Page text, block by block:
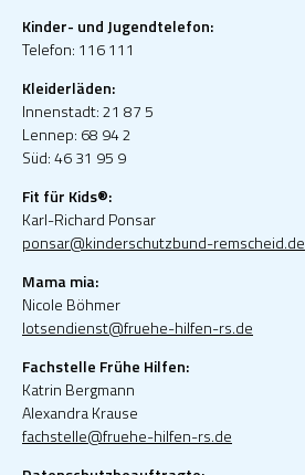
Kinder- und Jugendtelefon:
Telefon: 116 111
Kleiderläden:
Innenstadt: 21 87 5
Lennep: 68 94 2
Süd: 46 31 95 9
Fit für Kids®:
Karl-Richard Ponsar
ponsar@kinderschutzbund-remscheid.de
Mama mia:
Nicole Böhmer
lotsendienst@fruehe-hilfen-rs.de
Fachstelle Frühe Hilfen:
Katrin Bergmann
Alexandra Krause
fachstelle@fruehe-hilfen-rs.de